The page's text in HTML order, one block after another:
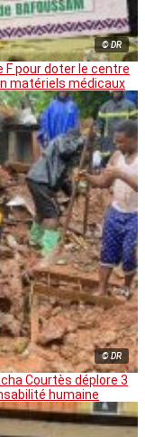
© DR
F pour doter le centre
matériels médicaux
© DR
Courtès déplore 3
humaine